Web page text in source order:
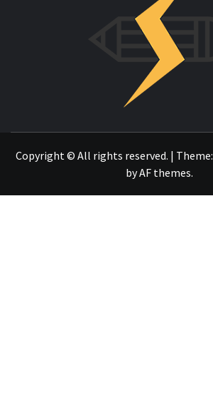
Copyright © All rights reserved. | Theme:
byAF themes.